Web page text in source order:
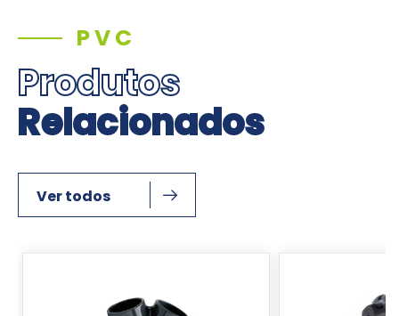
PVC
Produtos
Relacionados
Ver todos